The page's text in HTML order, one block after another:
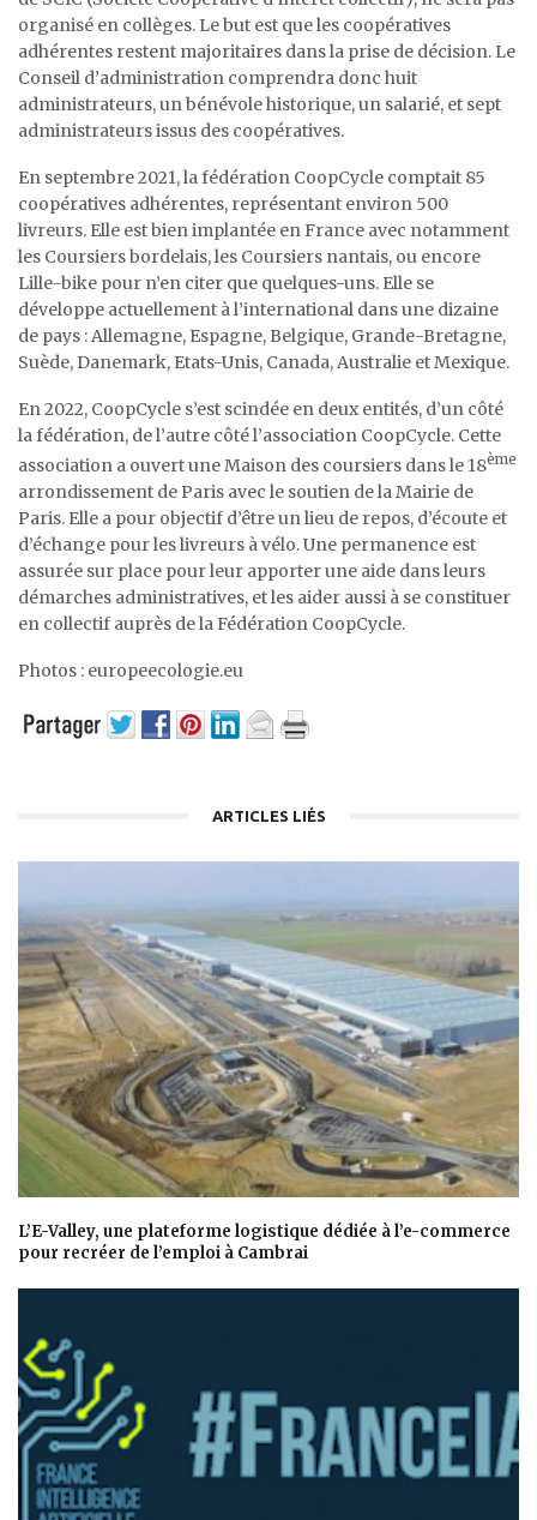
organisé en collèges. Le but est que les coopératives
adhérentes restent majoritaires dans la prise de décision. Le
Conseil d’administration comprendra donc huit
administrateurs, un bénévole historique, un salarié, et sept
administrateurs issus des coopératives.
En septembre 2021, la fédération CoopCycle comptait 85
coopératives adhérentes, représentant environ 500
livreurs. Elle est bien implantée en France avec notamment
les Coursiers bordelais, les Coursiers nantais, ou encore
Lille-bike pour n’en citer que quelques-uns. Elle se
développe actuellement à l’international dans une dizaine
de pays : Allemagne, Espagne, Belgique, Grande-Bretagne,
Suède, Danemark, Etats-Unis, Canada, Australie et Mexique.
En 2022, CoopCycle s’est scindée en deux entités, d’un côté
la fédération, de l’autre côté l’association CoopCycle. Cette
association a ouvert une Maison des coursiers dans le 18ème
arrondissement de Paris avec le soutien de la Mairie de
Paris. Elle a pour objectif d’être un lieu de repos, d’écoute et
d’échange pour les livreurs à vélo. Une permanence est
assurée sur place pour leur apporter une aide dans leurs
démarches administratives, et les aider aussi à se constituer
en collectif auprès de la Fédération CoopCycle.
Photos : europeecologie.eu
ARTICLES LIÉS
L’E-Valley, une plateforme logistique dédiée à l’e-commerce
pour recréer de l’emploi à Cambrai